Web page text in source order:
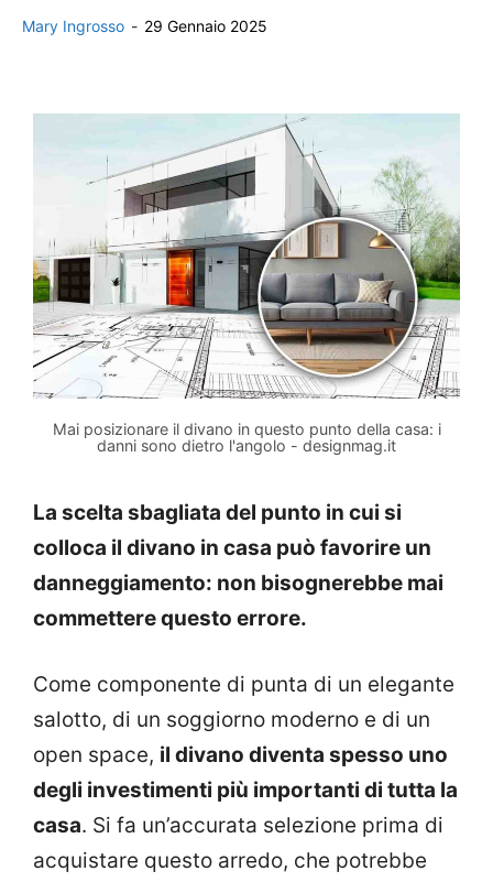
Mary Ingrosso - 29 Gennaio 2025
Mai posizionare il divano in questo punto della casa: i
danni sono dietro l'angolo - designmag.it
La scelta sbagliata del punto in cui si
colloca il divano in casa può favorire un
danneggiamento: non bisognerebbe mai
commettere questo errore.
Come componente di punta di un elegante
salotto, di un soggiorno moderno e di un
open space, il divano diventa spesso uno
degli investimenti più importanti di tutta la
casa. Si fa un’accurata selezione prima di
acquistare questo arredo, che potrebbe